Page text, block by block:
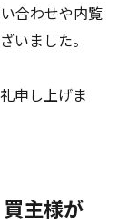
合わせや内覧
いました。
申し上げま
主様が